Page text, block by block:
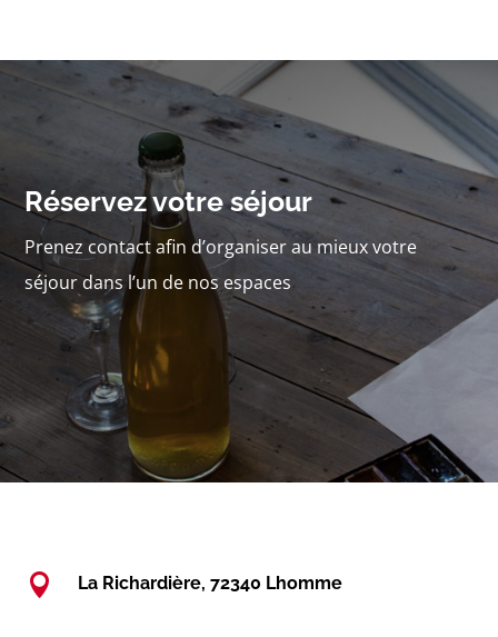
Réservez votre séjour
Prenez contact afin d’organiser au mieux votre
séjour dans l’un de nos espaces
 La Richardière, 72340 Lhomme